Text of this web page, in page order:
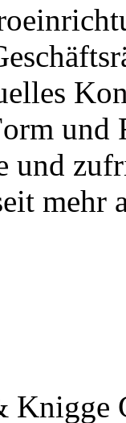
und
und
mehr
Knigge